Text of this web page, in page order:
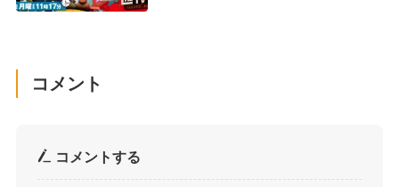
コメント
コメントする